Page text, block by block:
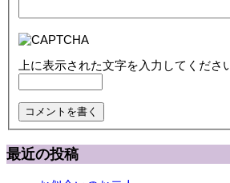
上に表示された文字を入力してくださ
最近の投稿